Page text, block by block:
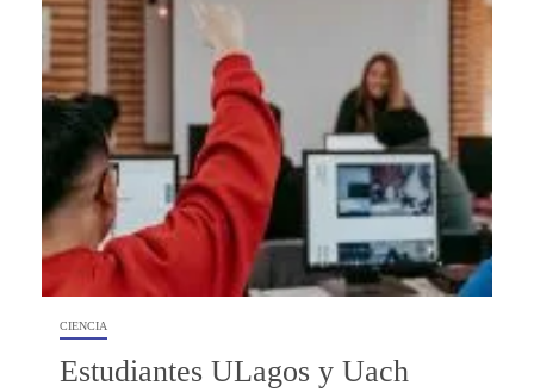
CIENCIA
Estudiantes ULagos y Uach